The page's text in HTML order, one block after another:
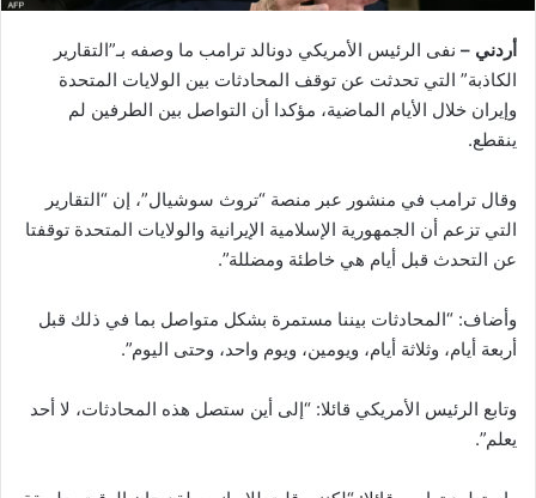
أردني – نفى الرئيس الأمريكي دونالد ترامب ما وصفه بـ”التقارير
الكاذبة” التي تحدثت عن توقف المحادثات بين الولايات المتحدة
وإيران خلال الأيام الماضية، مؤكدا أن التواصل بين الطرفين لم
ينقطع.
وقال ترامب في منشور عبر منصة “تروث سوشيال”، إن “التقارير
التي تزعم أن الجمهورية الإسلامية الإيرانية والولايات المتحدة توقفتا
عن التحدث قبل أيام هي خاطئة ومضللة”.
وأضاف: “المحادثات بيننا مستمرة بشكل متواصل بما في ذلك قبل
أربعة أيام، وثلاثة أيام، ويومين، ويوم واحد، وحتى اليوم”.
وتابع الرئيس الأمريكي قائلا: “إلى أين ستصل هذه المحادثات، لا أحد
يعلم”.